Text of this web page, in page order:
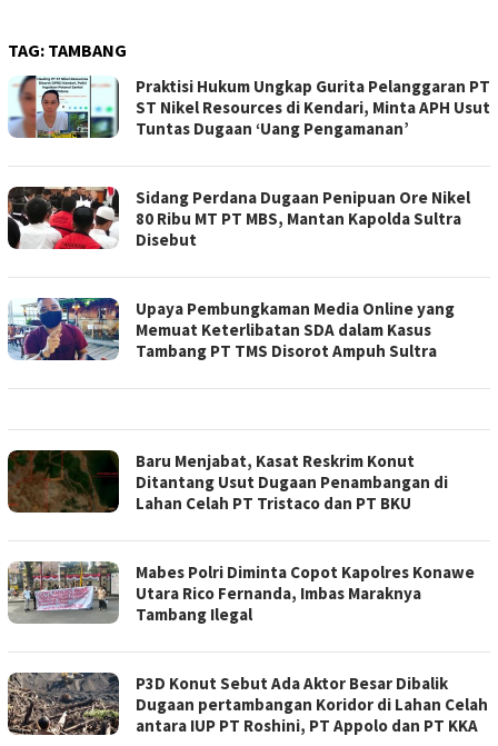
TAG: TAMBANG
Praktisi Hukum Ungkap Gurita Pelanggaran PT
ST Nikel Resources di Kendari, Minta APH Usut
Tuntas Dugaan ‘Uang Pengamanan’
Sidang Perdana Dugaan Penipuan Ore Nikel
80 Ribu MT PT MBS, Mantan Kapolda Sultra
Disebut
Upaya Pembungkaman Media Online yang
Memuat Keterlibatan SDA dalam Kasus
Tambang PT TMS Disorot Ampuh Sultra
Baru Menjabat, Kasat Reskrim Konut
Ditantang Usut Dugaan Penambangan di
Lahan Celah PT Tristaco dan PT BKU
Mabes Polri Diminta Copot Kapolres Konawe
Utara Rico Fernanda, Imbas Maraknya
Tambang Ilegal
P3D Konut Sebut Ada Aktor Besar Dibalik
Dugaan pertambangan Koridor di Lahan Celah
antara IUP PT Roshini, PT Appolo dan PT KKA